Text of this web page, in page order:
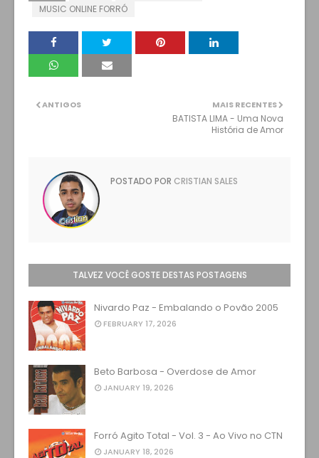
MUSIC ONLINE FORRÓ
MAIS RECENTES
BATISTA LIMA - Uma Nova
História de Amor
ANTIGOS
POSTADO POR CRISTIAN SALES
TALVEZ VOCÊ GOSTE DESTAS POSTAGENS
Nivardo Paz - Embalando o Povão 2005
FEBRUARY 17, 2026
Beto Barbosa - Overdose de Amor
JANUARY 19, 2026
Forró Agito Total - Vol. 3 - Ao Vivo no CTN
JANUARY 18, 2026